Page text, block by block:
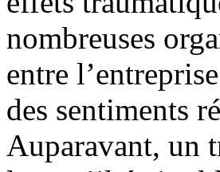
nombreuses
entre
des sentiments
Auparavant, un